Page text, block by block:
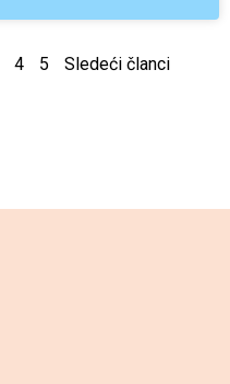
4 5 Sledeći članci